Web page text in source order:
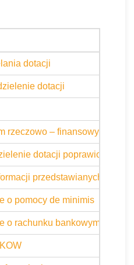
dotacji
dotacji
rzeczowo – finansowy
dotacji poprawiona
przedstawianych przy
o pomocy de minimis
o rachunku bankowym